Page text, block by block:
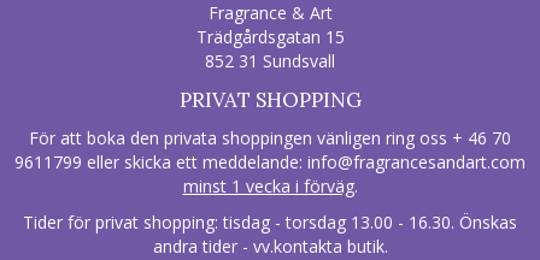
Fragrance & Art
Trädgårdsgatan 15
852 31 Sundsvall
PRIVAT SHOPPING
För att boka den privata shoppingen vänligen ring oss + 46 70
9611799 eller skicka ett meddelande: info@fragrancesandart.com
minst 1 vecka i förväg.
Tider för privat shopping: tisdag - torsdag 13.00 - 16.30. Önskas
andra tider - vv.kontakta butik.